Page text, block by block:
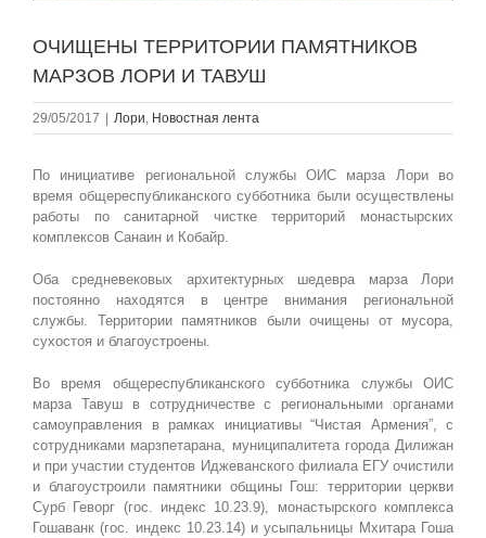
ОЧИЩЕНЫ ТЕРРИТОРИИ ПАМЯТНИКОВ
МАРЗОВ ЛОРИ И ТАВУШ
29/05/2017 | Лори Новостная лента
По инициативе региональной службы ОИС марза Лори во
время общереспубликанского субботника были осуществлены
работы по санитарной чистке территорий монастырских
комплексов Санаин и Кобайр.
Оба средневековых архитектурных шедевра марза Лори
постоянно находятся в центре внимания региональной
службы. Территории памятников были очищены от мусора,
сухостоя и благоустроены.
Во время общереспубликанского субботника службы ОИС
марза Тавуш в сотрудничестве с региональными органами
самоуправления в рамках инициативы “Чистая Армения”, с
сотрудниками марзпетарана, муниципалитета города Дилижан
и при участии студентов Иджеванского филиала ЕГУ очистили
и благоустроили памятники общины Гош: территории церкви
Сурб Геворг (гос. индекс 10.23.9), монастырского комплекса
Гошаванк (гос. индекс 10.23.14) и усыпальницы Мхитара Гоша